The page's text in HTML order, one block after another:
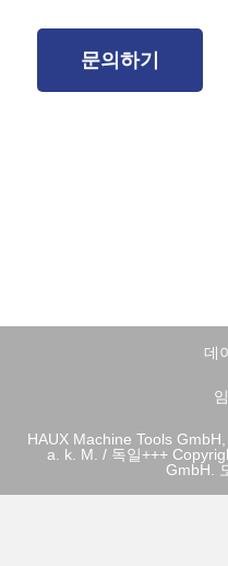
문의하기
데
HAUX Machine Tools
a. k. M. / 독일+++
GmbH.